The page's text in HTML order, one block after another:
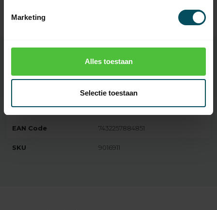
Marketing
Alles toestaan
Selectie toestaan
Op voorraad
Specificaties
Artikelnummer 5344
EAN Code 7432257884851
SKU 9016911